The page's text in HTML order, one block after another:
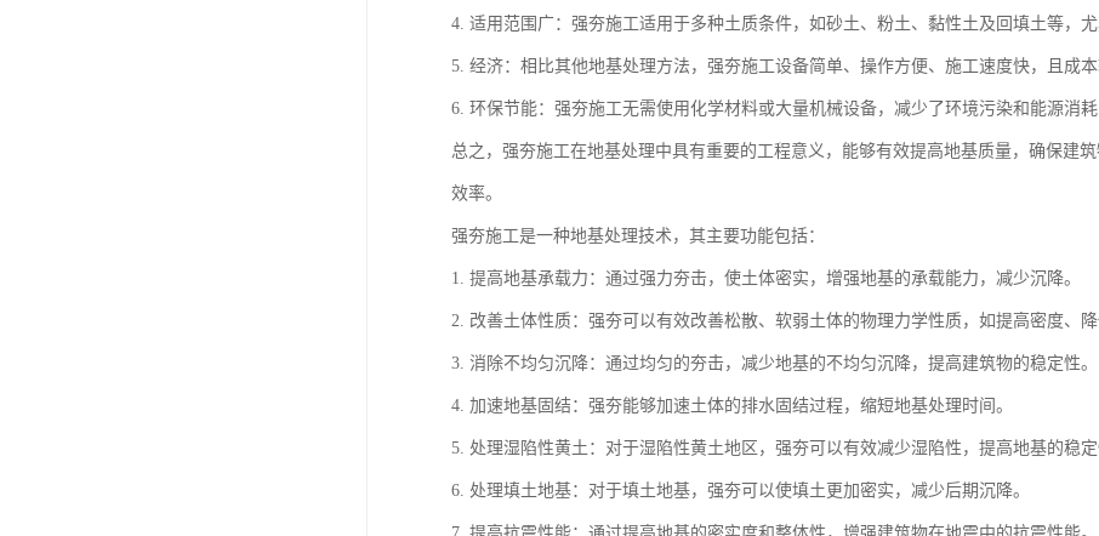
4. 适用范围广：强夯施工适用于多种土质条件，如砂土、粉土、黏性土及回填土等，
5. 经济：相比其他地基处理方法，强夯施工设备简单、操作方便、施工速度快，且成
6. 环保节能：强夯施工无需使用化学材料或大量机械设备，减少了环境污染和能源消耗
总之，强夯施工在地基处理中具有重要的工程意义，能够有效提高地基质量，确保建
效率。
强夯施工是一种地基处理技术，其主要功能包括：
1. 提高地基承载力：通过强力夯击，使土体密实，增强地基的承载能力，减少沉降。
2. 改善土体性质：强夯可以有效改善松散、软弱土体的物理力学性质，如提高密度、
3. 消除不均匀沉降：通过均匀的夯击，减少地基的不均匀沉降，提高建筑物的稳定性。
4. 加速地基固结：强夯能够加速土体的排水固结过程，缩短地基处理时间。
5. 处理湿陷性黄土：对于湿陷性黄土地区，强夯可以有效减少湿陷性，提高地基的稳定
6. 处理填土地基：对于填土地基，强夯可以使填土更加密实，减少后期沉降。